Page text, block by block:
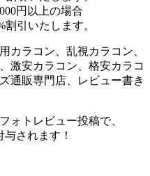
円以上の場合
割引いたします。
カラコン、乱視カラコン、
激安カラコン、格安カラコ
通販専門店、レビュー書き
ォトレビュー投稿で、
与されます！